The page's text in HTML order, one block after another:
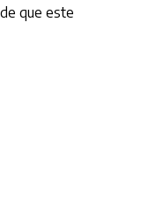
que este